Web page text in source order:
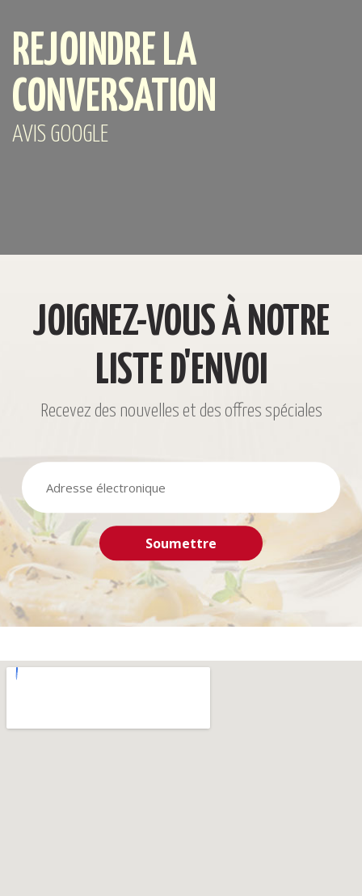
REJOINDRE LA
CONVERSATION
AVIS GOOGLE
JOIGNEZ-VOUS À NOTRE
LISTE D'ENVOI
Recevez des nouvelles et des offres spéciales
Soumettre